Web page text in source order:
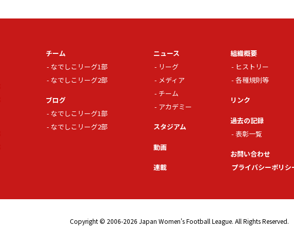
チーム
なでしこリーグ1部
なでしこリーグ2部
ブログ
なでしこリーグ1部
なでしこリーグ2部
ニュース
リーグ
メディア
チーム
アカデミー
スタジアム
動画
連載
組織概要
ヒストリー
各種規則等
リンク
過去の記録
表彰一覧
お問い合わせ
プライバシーポリシ
Copyright © 2006-2026 Japan Women's Football League. All Rights Reserved.